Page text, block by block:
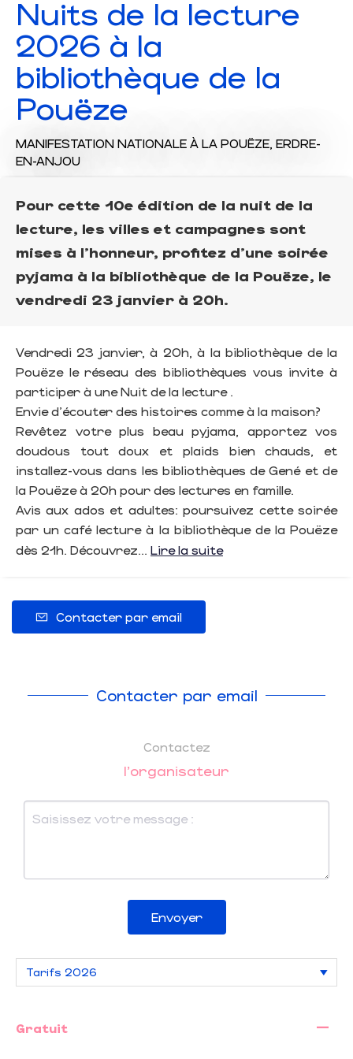
Nuits de la lecture
2026 à la
bibliothèque de la
Pouëze
MANIFESTATION NATIONALE À LA POUËZE, ERDRE-
EN-ANJOU
Pour cette 10e édition de la nuit de la
lecture, les villes et campagnes sont
mises à l'honneur, profitez d'une soirée
pyjama à la bibliothèque de la Pouëze, le
vendredi 23 janvier à 20h.
Vendredi 23 janvier, à 20h, à la bibliothèque de la
Pouëze le réseau des bibliothèques vous invite à
participer à une Nuit de la lecture .
Envie d'écouter des histoires comme à la maison?
Revêtez votre plus beau pyjama, apportez vos
doudous tout doux et plaids bien chauds, et
installez-vous dans les bibliothèques de Gené et de
la Pouëze à 20h pour des lectures en famille.
Avis aux ados et adultes: poursuivez cette soirée
par un café lecture à la bibliothèque de la Pouëze
dès 21h. Découvrez... Lire la suite
Contacter par email
Contacter par email
Contactez
l'organisateur
Envoyer
Gratuit —